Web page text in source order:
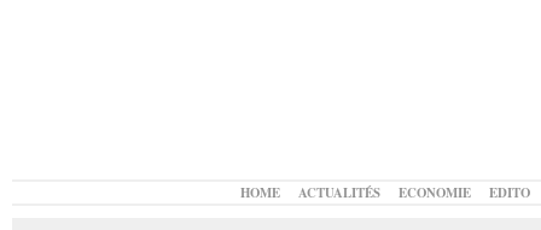
HOME ACTUALITÉS ECONOMIE EDITO